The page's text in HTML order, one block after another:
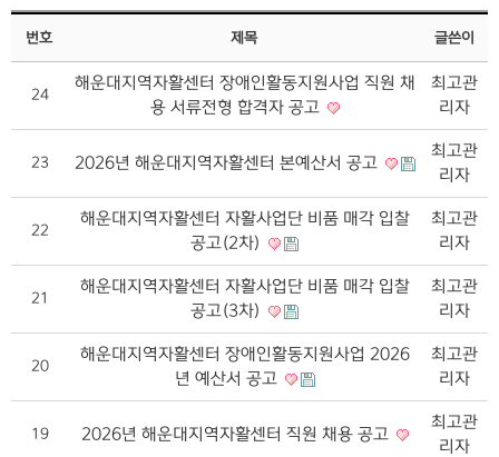
번호 제목 글쓴이
24
해운대지역자활센터 장애인활동지원사업 직원 채
용 서류전형 합격자 공고
최고관
리자
23 2026년 해운대지역자활센터 본예산서 공고
최고관
리자
22
해운대지역자활센터 자활사업단 비품 매각 입찰
공고(2차)
최고관
리자
21
해운대지역자활센터 자활사업단 비품 매각 입찰
공고(3차)
최고관
리자
20
해운대지역자활센터 장애인활동지원사업 2026
년 예산서 공고
최고관
리자
19 2026년 해운대지역자활센터 직원 채용 공고
최고관
리자